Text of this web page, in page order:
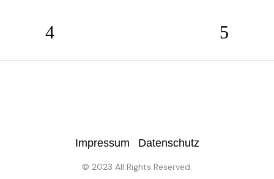
Impressum Datenschutz
© 2023 All Rights Reserved.